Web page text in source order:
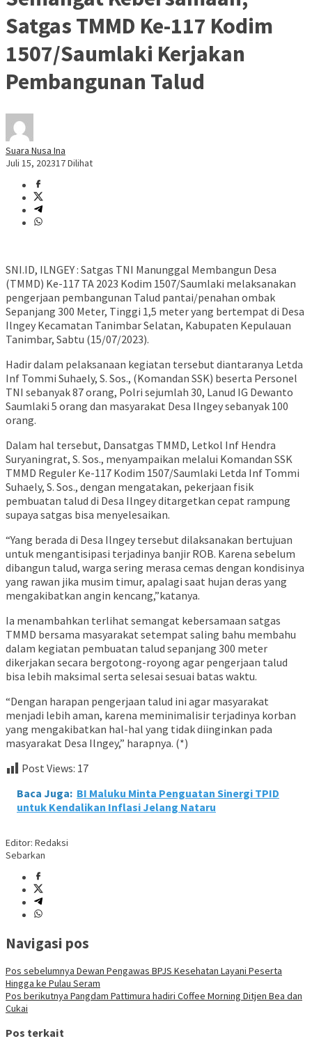
Satgas TMMD Ke-117 Kodim
1507/Saumlaki Kerjakan
Pembangunan Talud
Suara Nusa Ina
Juli 15, 202317 Dilihat
SNI.ID, ILNGEY : Satgas TNI Manunggal Membangun Desa
(TMMD) Ke-117 TA 2023 Kodim 1507/Saumlaki melaksanakan
pengerjaan pembangunan Talud pantai/penahan ombak
Sepanjang 300 Meter, Tinggi 1,5 meter yang bertempat di Desa
Ilngey Kecamatan Tanimbar Selatan, Kabupaten Kepulauan
Tanimbar, Sabtu (15/07/2023).
Hadir dalam pelaksanaan kegiatan tersebut diantaranya Letda
Inf Tommi Suhaely, S. Sos., (Komandan SSK) beserta Personel
TNI sebanyak 87 orang, Polri sejumlah 30, Lanud IG Dewanto
Saumlaki 5 orang dan masyarakat Desa Ilngey sebanyak 100
orang.
Dalam hal tersebut, Dansatgas TMMD, Letkol Inf Hendra
Suryaningrat, S. Sos., menyampaikan melalui Komandan SSK
TMMD Reguler Ke-117 Kodim 1507/Saumlaki Letda Inf Tommi
Suhaely, S. Sos., dengan mengatakan, pekerjaan fisik
pembuatan talud di Desa Ilngey ditargetkan cepat rampung
supaya satgas bisa menyelesaikan.
“Yang berada di Desa Ilngey tersebut dilaksanakan bertujuan
untuk mengantisipasi terjadinya banjir ROB. Karena sebelum
dibangun talud, warga sering merasa cemas dengan kondisinya
yang rawan jika musim timur, apalagi saat hujan deras yang
mengakibatkan angin kencang,”katanya.
Ia menambahkan terlihat semangat kebersamaan satgas
TMMD bersama masyarakat setempat saling bahu membahu
dalam kegiatan pembuatan talud sepanjang 300 meter
dikerjakan secara bergotong-royong agar pengerjaan talud
bisa lebih maksimal serta selesai sesuai batas waktu.
“Dengan harapan pengerjaan talud ini agar masyarakat
menjadi lebih aman, karena meminimalisir terjadinya korban
yang mengakibatkan hal-hal yang tidak diinginkan pada
masyarakat Desa Ilngey,” harapnya. (*)
Post Views: 17
Baca Juga: BI Maluku Minta Penguatan Sinergi TPID
untuk Kendalikan Inflasi Jelang Nataru
Editor: Redaksi
Sebarkan
Navigasi pos
Pos sebelumnya Dewan Pengawas BPJS Kesehatan Layani Peserta
Hingga ke Pulau Seram
Pos berikutnya Pangdam Pattimura hadiri Coffee Morning Ditjen Bea dan
Cukai
Pos terkait